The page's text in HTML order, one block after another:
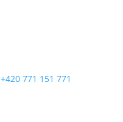
+420 771 151 771